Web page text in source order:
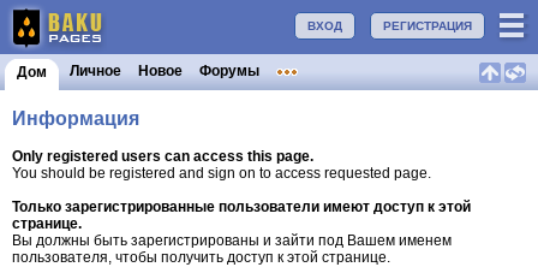
РЕГИСТРАЦИЯ
ВХОД
Дом Личное Новое Форумы
Информация
Only registered users can access this page.
You should be registered and sign on to access requested page.
Только зарегистрированные пользователи имеют доступ к этой
странице.
Вы должны быть зарегистрированы и зайти под Вашем именем
пользователя, чтобы получить доступ к этой странице.